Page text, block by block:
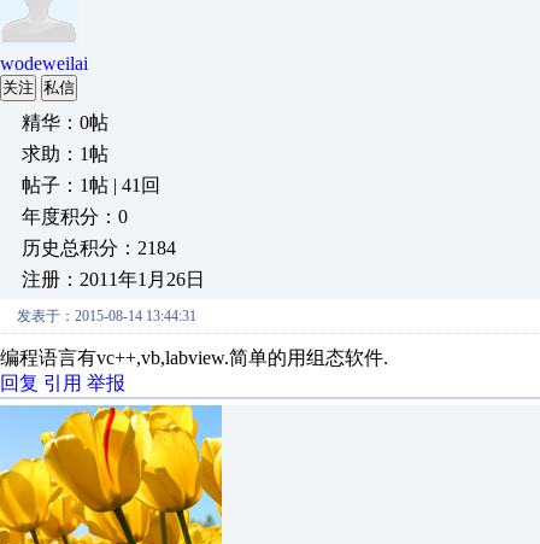
wodeweilai
关注 私信
精华：0帖
求助：1帖
帖子：1帖 | 41回
年度积分：0
历史总积分：2184
注册：2011年1月26日
发表于：2015-08-14 13:44:31
编程语言有vc++,vb,labview.简单的用组态软件.
回复 引用 举报